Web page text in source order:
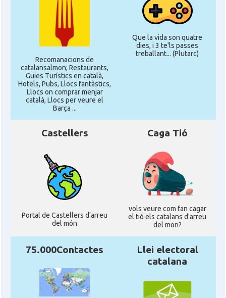
Recomanacions de
catalansalmon; Restaurants,
Guies Turístics en català,
Hotels, Pubs, Llocs fantàstics,
Llocs on comprar menjar
català, Llocs per veure el
Barça ...
Que la vida son quatre
dies, i 3 te'ls passes
treballant... (Plutarc)
Castellers
Portal de Castellers d'arreu
del món
Caga Tió
vols veure com fan cagar
el tió els catalans d'arreu
del mon?
75.000Contactes
Llei electoral
catalana